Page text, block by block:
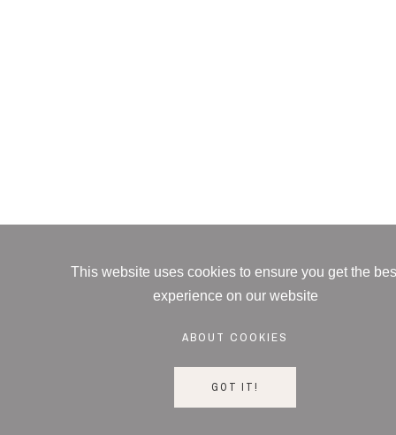
This website uses cookies to ensure you get the
experience on our website
ABOUT COOKIES
GOT IT!